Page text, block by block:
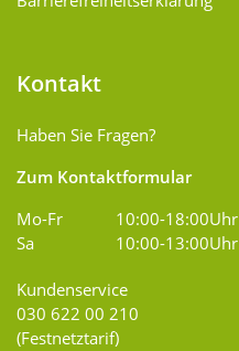
Kontakt
Haben Sie Fragen?
Zum Kontaktformular
Mo-Fr
10:00-18:00Uhr
Sa
10:00-13:00Uhr
Kundenservice
030 622 00 210
(Festnetztarif)